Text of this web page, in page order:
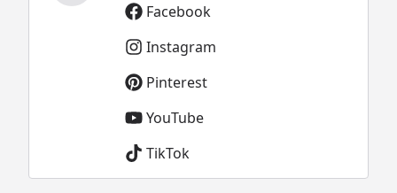
Facebook
Instagram
Pinterest
YouTube
TikTok